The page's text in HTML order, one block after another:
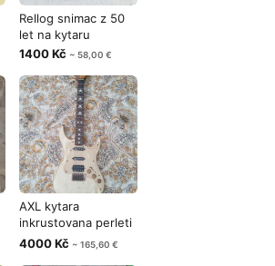
Rellog snimac z 50
let na kytaru
1400 Kč ~ 58,00 €
AXL kytara
inkrustovana perleti
krk
4000 Kč ~ 165,60 €